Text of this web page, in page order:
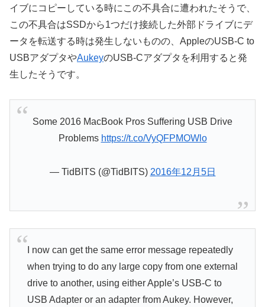
イブにコピーしている時にこの不具合に遭われたそうで、
この不具合はSSDから1つだけ接続した外部ドライブにデ
ータを転送する時は発生しないものの、AppleのUSB-C to
USBアダプタやAukeyのUSB-Cアダプタを利用すると発
生したそうです。
Some 2016 MacBook Pros Suffering USB Drive
Problems https://t.co/VyQFPMOWlo
— TidBITS (@TidBITS) 2016年12月5日
I now can get the same error message repeatedly
when trying to do any large copy from one external
drive to another, using either Apple’s USB-C to
USB Adapter or an adapter from Aukey. However,